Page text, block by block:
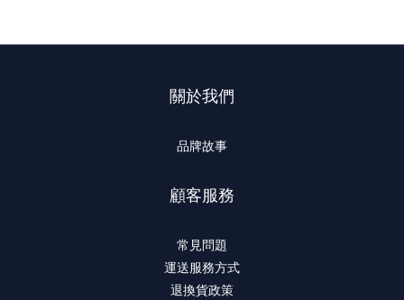
關於我們
品牌故事
顧客服務
常見問題
運送服務方式
退換貨政策